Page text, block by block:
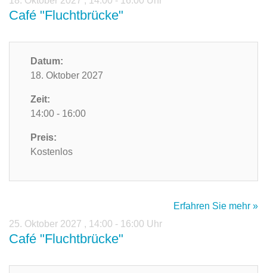
Café "Fluchtbrücke"
Datum:
18. Oktober 2027
Zeit:
14:00 - 16:00
Preis:
Kostenlos
Erfahren Sie mehr »
25. Oktober 2027 , 14:00 - 16:00 Uhr
Café "Fluchtbrücke"